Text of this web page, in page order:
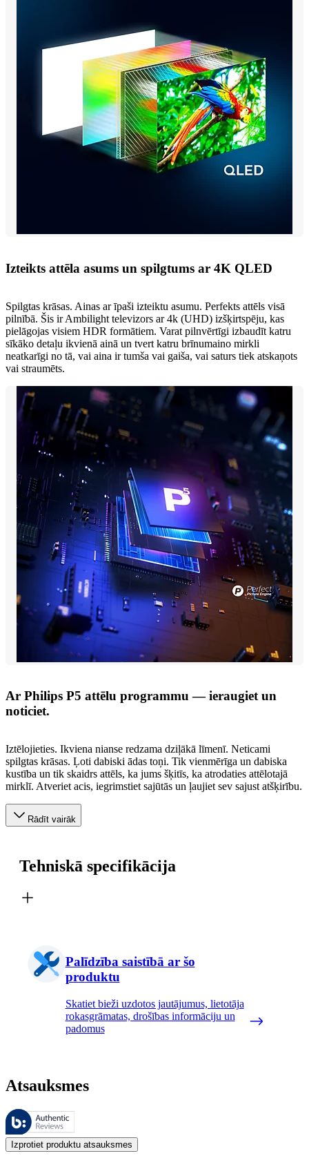
Izteikts attēla asums un spilgtums ar 4K QLED
Spilgtas krāsas. Ainas ar īpaši izteiktu asumu. Perfekts attēls visā
pilnībā. Šis ir Ambilight televizors ar 4k (UHD) izšķirtspēju, kas
pielāgojas visiem HDR formātiem. Varat pilnvērtīgi izbaudīt katru
sīkāko detaļu ikvienā ainā un tvert katru brīnumaino mirkli
neatkarīgi no tā, vai aina ir tumša vai gaiša, vai saturs tiek atskaņots
vai straumēts.
Ar Philips P5 attēlu programmu — ieraugiet un
noticiet.
Iztēlojieties. Ikviena nianse redzama dziļākā līmenī. Neticami
spilgtas krāsas. Ļoti dabiski ādas toņi. Tik vienmērīga un dabiska
kustība un tik skaidrs attēls, ka jums šķitīs, ka atrodaties attēlotajā
mirklī. Atveriet acis, iegrimstiet sajūtās un ļaujiet sev sajust atšķirību.
Rādīt vairāk
Tehniskā specifikācija
Palīdzība saistībā ar šo
produktu
Skatiet bieži uzdotos jautājumus, lietotāja
rokasgrāmatas, drošības informāciju un
padomus
Atsauksmes
Šīs atsauksmes pārvalda Bazaarvoice, un tās atbilst Bazaarvoice
Klientu viedokļi produktu un zvaigžņu vērtējumu veidā ir noderīgi
Izprotiet produktu atsauksmes